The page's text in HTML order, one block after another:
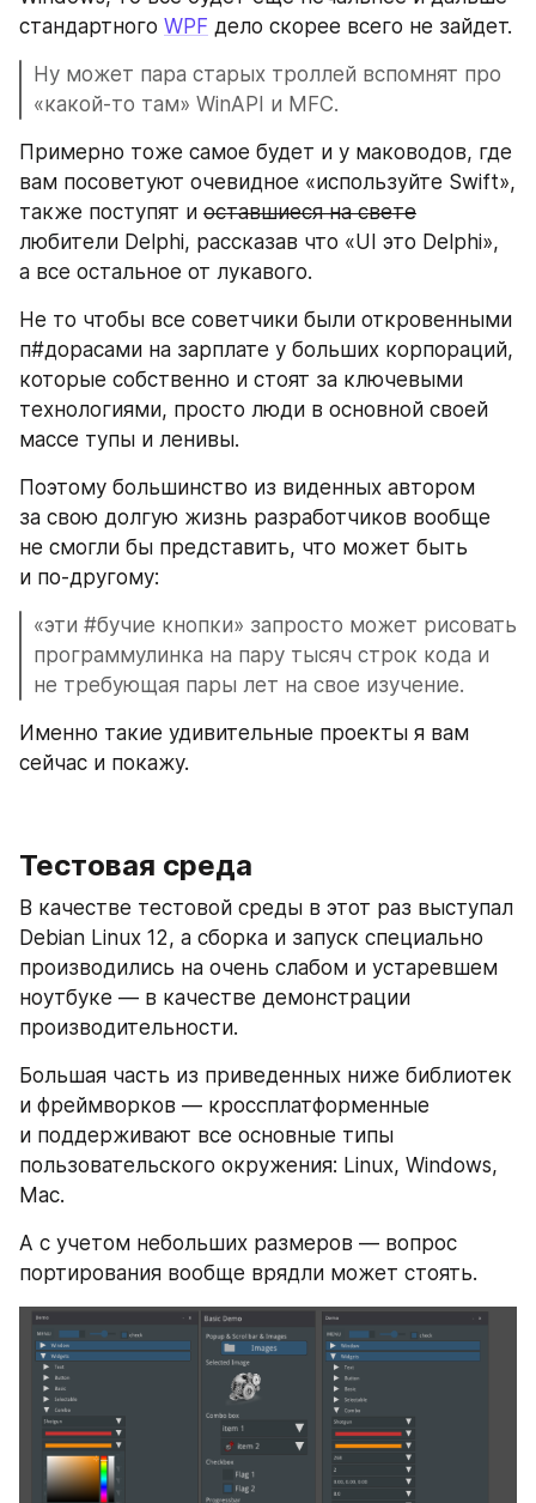
стандартного WPF дело скорее всего не зайдет.
Ну может пара старых троллей вспомнят про
«какой-то там» WinAPI и MFC.
Примерно тоже самое будет и у маководов, где
вам посоветуют очевидное «используйте Swift»,
также поступят и оставшиеся на свете
любители Delphi, рассказав что «UI это Delphi»,
а все остальное от лукавого.
Не то чтобы все советчики были откровенными
п#дорасами на зарплате у больших корпораций,
которые собственно и стоят за ключевыми
технологиями, просто люди в основной своей
массе тупы и ленивы.
Поэтому большинство из виденных автором
за свою долгую жизнь разработчиков вообще
не смогли бы представить, что может быть
и по-другому:
«эти #бучие кнопки» запросто может рисовать
программулинка на пару тысяч строк кода и
не требующая пары лет на свое изучение.
Именно такие удивительные проекты я вам
сейчас и покажу.
Тестовая среда
В качестве тестовой среды в этот раз выступал
Debian Linux 12, а сборка и запуск специально
производились на очень слабом и устаревшем
ноутбуке — в качестве демонстрации
производительности.
Большая часть из приведенных ниже библиотек
и фреймворков — кроссплатформенные
и поддерживают все основные типы
пользовательского окружения: Linux, Windows,
Mac.
А с учетом небольших размеров — вопрос
портирования вообще врядли может стоять.